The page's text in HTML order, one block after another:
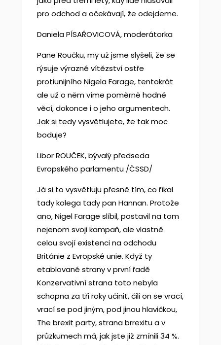
pro odchod a očekávají, že odejdeme.
Daniela PÍSAŘOVICOVÁ, moderátorka
Pane Roučku, my už jsme slyšeli, že se
rýsuje výrazné vítězství ostře
protiunijního Nigela Farage, tentokrát
ale už o něm víme poměrně hodně
věcí, dokonce i o jeho argumentech.
Jak si tedy vysvětlujete, že tak moc
boduje?
Libor ROUČEK, bývalý předseda
Evropského parlamentu /ČSSD/
Já si to vysvětluju přesně tím, co říkal
tady kolega tady pan Hannan. Protože
ano, Nigel Farage slíbil, postavil na tom
nejenom svoji kampaň, ale vlastně
celou svojí existenci na odchodu
Británie z Evropské unie. Když ty
etablované strany v první řadě
Konzervativní strana toto nebyla
schopna za tři roky učinit, čili on se vrací,
vrací se pod jiným, pod jinou hlavičkou,
The brexit party, strana brrexitu a v
průzkumech má, jak jste již zmínili 34 %.